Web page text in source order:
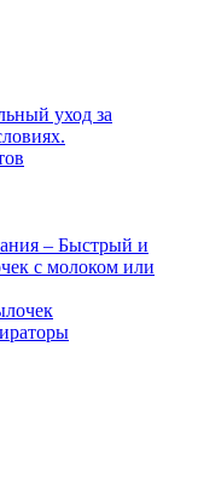
уход за
– Быстрый и
с молоком или